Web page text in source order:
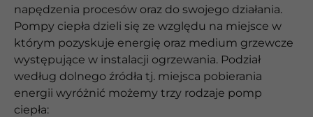
napędzenia procesów oraz do swojego działania.
Pompy ciepła dzieli się ze względu na miejsce w
którym pozyskuje energię oraz medium grzewcze
występujące w instalacji ogrzewania. Podział
według dolnego źródła tj. miejsca pobierania
energii wyróżnić możemy trzy rodzaje pomp
ciepła: